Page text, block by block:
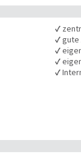
✓
✓gute
✓
✓
✓